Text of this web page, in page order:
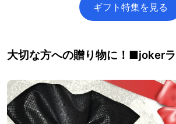
ギフト特集を見る
大切な方への贈り物に！■joker